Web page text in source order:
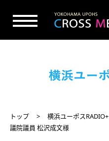
トップ 横浜ユーポスRADIO+
議院議員 松沢成文様